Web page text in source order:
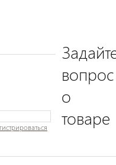
вопрос
о
товаре